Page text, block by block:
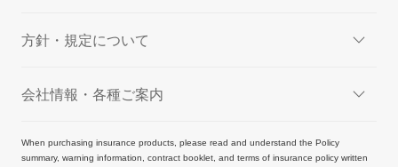
方針・規定について
会社情報・各種ご案内
When purchasing insurance products, please read and understand the Policy
summary, warning information, contract booklet, and terms of insurance policy written